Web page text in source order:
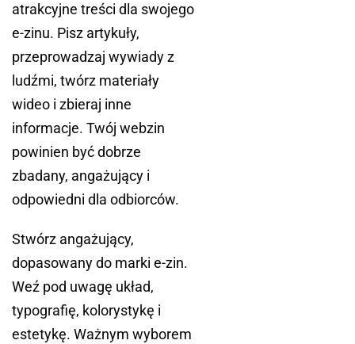
atrakcyjne treści dla swojego
e-zinu. Pisz artykuły,
przeprowadzaj wywiady z
ludźmi, twórz materiały
wideo i zbieraj inne
informacje. Twój webzin
powinien być dobrze
zbadany, angażujący i
odpowiedni dla odbiorców.
Stwórz angażujący,
dopasowany do marki e-zin.
Weź pod uwagę układ,
typografię, kolorystykę i
estetykę. Ważnym wyborem